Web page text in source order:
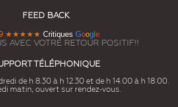
FEED BACK
★★★★★ Critiques Goog e
AVEC VOTRE RETOUR POSITIF!!
TÉLÉPHONIQUE
de h 8.30 à h 12.30 et de h 14.00 à h 18.00.
matin, ouvert sur rendez-vous.